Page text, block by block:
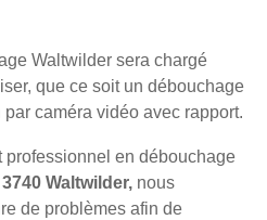
Waltwilder sera chargé
que ce soit un débouchage
caméra vidéo avec rapport.
professionnel en débouchage
3740 Waltwilder, nous
de problèmes afin de